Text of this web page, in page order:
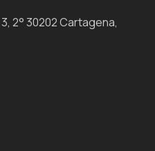
2° 30202 Cartagena,